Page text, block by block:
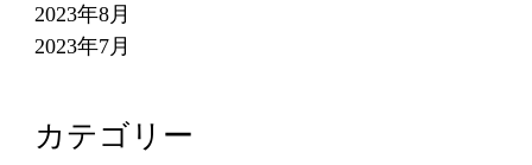
2023年8月
2023年7月
カテゴリー